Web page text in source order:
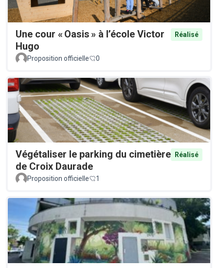
Une cour « Oasis » à l’école Victor
Hugo
Réalisé
Proposition officielle 0
Végétaliser le parking du cimetière
de Croix Daurade
Réalisé
Proposition officielle 1